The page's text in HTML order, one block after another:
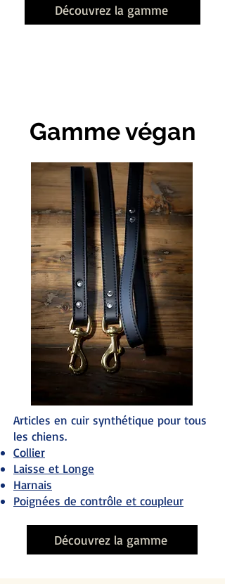
Découvrez la gamme
Gamme végan
Articles en cuir synthétique pour tous
les chiens.
Collier
Laisse et Longe
Harnais
Poignées de contrôle et coupleur
Découvrez la gamme